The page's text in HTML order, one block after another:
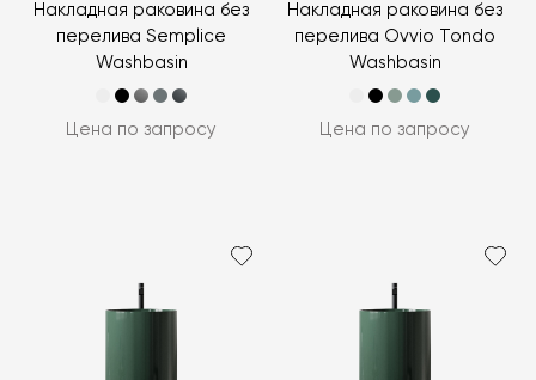
Накладная раковина без
перелива Semplice
Washbasin
Цена по запросу
Накладная раковина без
перелива Ovvio Tondo
Washbasin
Цена по запросу